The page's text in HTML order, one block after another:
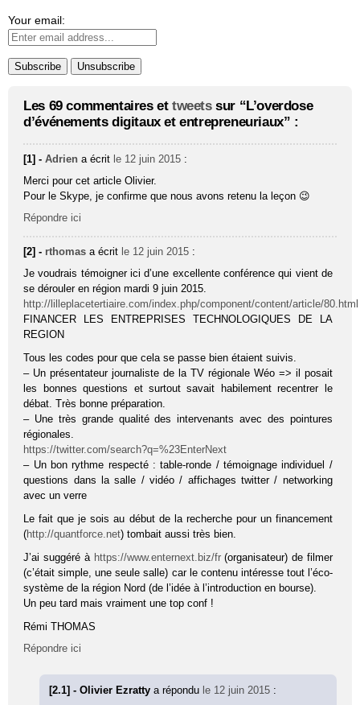
Your email:
Les 69 commentaires et tweetssur “L’overdose
d’événements digitaux et entrepreneuriaux” :
[1] -Adrien a écrit le 12 juin 2015 :
Merci pour cet article Olivier.
Pour le Skype, je confirme que nous avons retenu la leçon 😉
Répondre ici
[2] - rthomas a écrit le 12 juin 2015 :
Je voudrais témoigner ici d’une excellente conférence qui vient de
se dérouler en région mardi 9 juin 2015.
http://lilleplacetertiaire.com/index.php/component/content/article/80.html
FINANCER LES ENTREPRISES TECHNOLOGIQUES DE LA
REGION
Tous les codes pour que cela se passe bien étaient suivis.
– Un présentateur journaliste de la TV régionale Wéo => il posait
les bonnes questions et surtout savait habilement recentrer le
débat. Très bonne préparation.
– Une très grande qualité des intervenants avec des pointures
régionales.
https://twitter.com/search?q=%23EnterNext
– Un bon rythme respecté : table-ronde / témoignage individuel /
questions dans la salle / vidéo / affichages twitter / networking
avec un verre
Le fait que je sois au début de la recherche pour un financement
(http://quantforce.net) tombait aussi très bien.
J’ai suggéré à https://www.enternext.biz/fr(organisateur) de filmer
(c’était simple, une seule salle) car le contenu intéresse tout l’éco-
système de la région Nord (de l’idée à l’introduction en bourse).
Un peu tard mais vraiment une top conf !
Rémi THOMAS
Répondre ici
[2.1] - Olivier Ezrattya répondu le 12 juin 2015 :